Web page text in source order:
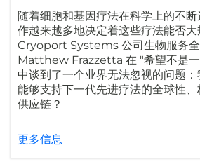
随着细胞和基因疗法在科学上的不
作越来越多地决定着这些疗法能否大
Cryoport Systems 公司生物服务
Matthew Frazzetta 在 "希望不是
中谈到了一个业界无法忽视的问题
能够支持下一代先进疗法的全球性
供应链？
更多信息